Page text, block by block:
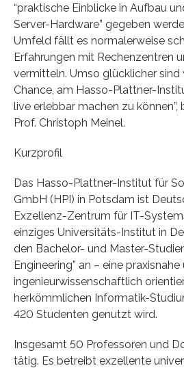
“praktische Einblicke in Aufbau
Server-Hardware” gegeben
Umfeld fällt es normalerweise
Erfahrungen mit Rechenzentren
vermitteln. Umso glücklicher sind
Chance, am Hasso-Plattner-
live erlebbar machen zu
Prof. Christoph Meinel.
Kurzprofil
Das Hasso-Plattner-Institut für
GmbH (HPI) in Potsdam ist
Exzellenz-Zentrum für IT-
einziges Universitäts-Institut in
den Bachelor- und Master-
Engineering” an – eine praxisnahe
ingenieurwissenschaftlich
herkömmlichen Informatik-
420 Studenten genutzt wird.
Insgesamt 50 Professoren und
tätig. Es betreibt exzellente